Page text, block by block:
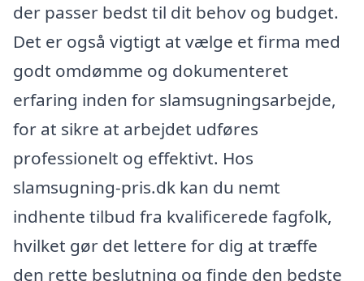
der passer bedst til dit behov og budget.
Det er også vigtigt at vælge et firma med
godt omdømme og dokumenteret
erfaring inden for slamsugningsarbejde,
for at sikre at arbejdet udføres
professionelt og effektivt. Hos
slamsugning-pris.dk kan du nemt
indhente tilbud fra kvalificerede fagfolk,
hvilket gør det lettere for dig at træffe
den rette beslutning og finde den bedste